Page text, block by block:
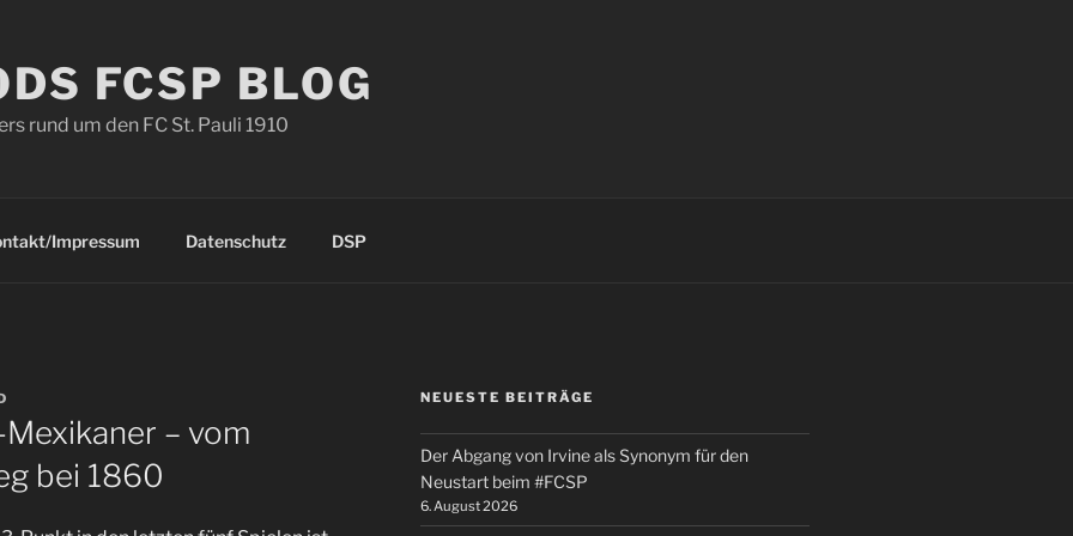
FCSP BLOG
rund um den FC St. Pauli 1910
Impressum Datenschutz DSP
– vom
bei 1860
NEUESTE BEITRÄGE
Der Abgang von Irvine als Synonym für den
Neustart beim #FCSP
6. August 2026